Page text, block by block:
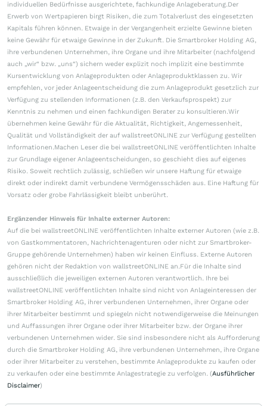
individuellen Bedürfnisse ausgerichtete, fachkundige Anlageberatung.Der
Erwerb von Wertpapieren birgt Risiken, die zum Totalverlust des eingesetzten
Kapitals führen können. Etwaige in der Vergangenheit erzielte Gewinne bieten
keine Gewähr für etwaige Gewinne in der Zukunft. Die Smartbroker Holding AG,
ihre verbundenen Unternehmen, ihre Organe und ihre Mitarbeiter (nachfolgend
auch „wir“ bzw. „uns“) sichern weder explizit noch implizit eine bestimmte
Kursentwicklung von Anlageprodukten oder Anlageproduktklassen zu. Wir
empfehlen, vor jeder Anlageentscheidung die zum Anlageprodukt gesetzlich zur
Verfügung zu stellenden Informationen (z.B. den Verkaufsprospekt) zur
Kenntnis zu nehmen und einen fachkundigen Berater zu konsultieren.Wir
übernehmen keine Gewähr für die Aktualität, Richtigkeit, Angemessenheit,
Qualität und Vollständigkeit der auf wallstreetONLINE zur Verfügung gestellten
Informationen.Machen Leser die bei wallstreetONLINE veröffentlichten Inhalte
zur Grundlage eigener Anlageentscheidungen, so geschieht dies auf eigenes
Risiko. Soweit rechtlich zulässig, schließen wir unsere Haftung für etwaige
direkt oder indirekt damit verbundene Vermögensschäden aus. Eine Haftung für
Vorsatz oder grobe Fahrlässigkeit bleibt unberührt.
Ergänzender Hinweis für Inhalte externer Autoren:
Auf die bei wallstreetONLINE veröffentlichten Inhalte externer Autoren (wie z.B.
von Gastkommentatoren, Nachrichtenagenturen oder nicht zur Smartbroker-
Gruppe gehörende Unternehmen) haben wir keinen Einfluss. Externe Autoren
gehören nicht der Redaktion von wallstreetONLINE an.Für die Inhalte sind
ausschließlich die jeweiligen externen Autoren verantwortlich. Ihre bei
wallstreetONLINE veröffentlichten Inhalte sind nicht von Anlageinteressen der
Smartbroker Holding AG, ihrer verbundenen Unternehmen, ihrer Organe oder
ihrer Mitarbeiter bestimmt und spiegeln nicht notwendigerweise die Meinungen
und Auffassungen ihrer Organe oder ihrer Mitarbeiter bzw. der Organe ihrer
verbundenen Unternehmen wider. Sie sind insbesondere nicht als Aufforderung
durch die Smartbroker Holding AG, ihre verbundenen Unternehmen, ihre Organe
oder ihrer Mitarbeiter zu verstehen, bestimmte Anlageprodukte zu kaufen oder
zu verkaufen oder eine bestimmte Anlagestrategie zu verfolgen. (Ausführlicher
Disclaimer)